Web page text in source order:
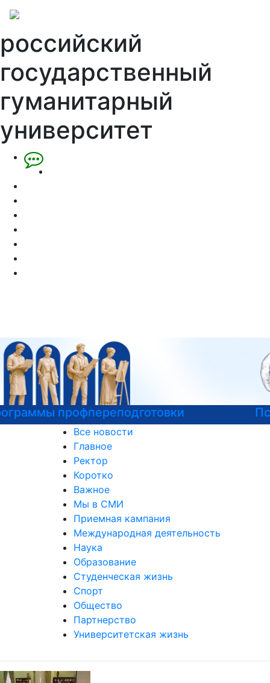
российский
государственный
гуманитарный
университет
Психологическая служба РГГУ
Все новости
Главное
Ректор
Коротко
Важное
Мы в СМИ
Приемная кампания
Международная деятельность
Наука
Образование
Студенческая жизнь
Спорт
Общество
Партнерство
Университетская жизнь